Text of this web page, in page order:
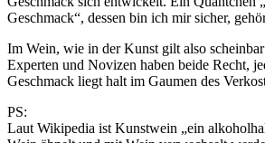
Geschmack“, dessen bin ich mir sicher,
Im Wein, wie in der Kunst gilt also
Experten und Novizen haben beide Recht,
Geschmack liegt halt im Gaumen des
PS:
Laut Wikipedia ist Kunstwein „ein